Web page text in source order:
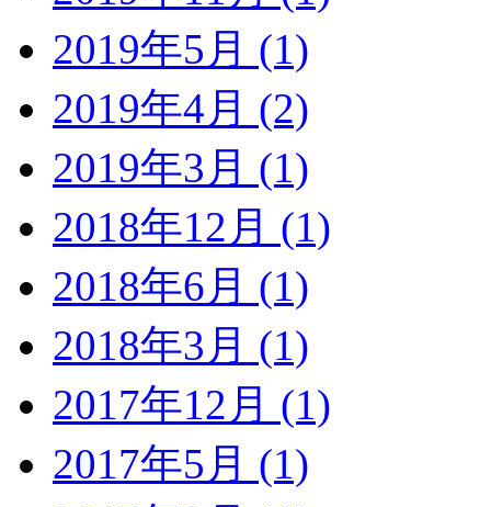
2019年5月 (1)
2019年4月 (2)
2019年3月 (1)
2018年12月 (1)
2018年6月 (1)
2018年3月 (1)
2017年12月 (1)
2017年5月 (1)